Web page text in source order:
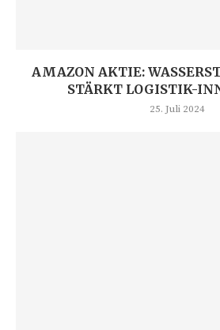
AMAZON AKTIE:
STÄRKT LOGISTIK-
25. Juli 2024